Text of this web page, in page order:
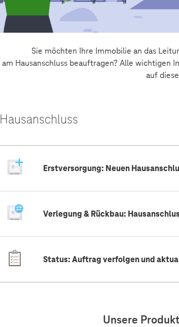
Sie möchten Ihre Immobilie an das
am Hausanschluss beauftragen? Alle wichtigen
auf
Hausanschluss
Erstversorgung: Neuen
Verlegung & Rückbau:
Status: Auftrag verfolgen und
Unsere